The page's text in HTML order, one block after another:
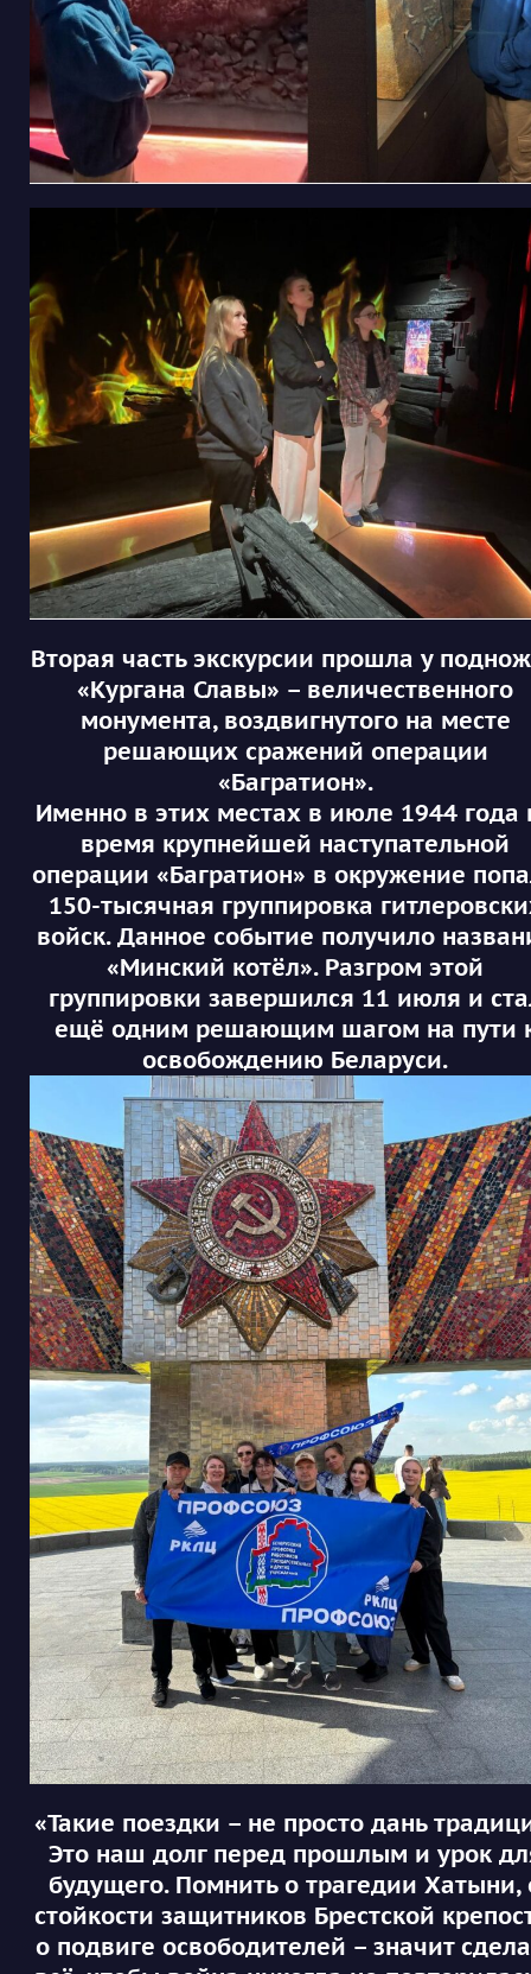
Вторая часть экскурсии прошла у
«Кургана Славы» – величественного
монумента, воздвигнутого на месте
решающих сражений операции
«Багратион».
Именно в этих местах в июле 1944 года
время крупнейшей наступательной
операции «Багратион» в окружение
150-тысячная группировка
войск. Данное событие получило
«Минский котёл». Разгром этой
группировки завершился 11 июля и
ещё одним решающим шагом на пути
освобождению Беларуси.
«Такие поездки – не просто дань
Это наш долг перед прошлым и урок
будущего. Помнить о трагедии Хатыни,
стойкости защитников Брестской
о подвиге освободителей – значит